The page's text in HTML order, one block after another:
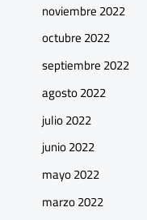
noviembre 2022
octubre 2022
septiembre 2022
agosto 2022
julio 2022
junio 2022
mayo 2022
marzo 2022